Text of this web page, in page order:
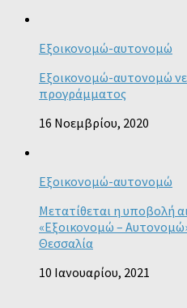
Εξοικονομώ-αυτονομώ
Εξοικονομώ-αυτονομώ
προγράμματος
16 Νοεμβρίου, 2020
Εξοικονομώ-αυτονομώ
Μετατίθεται η υποβολή
«Εξοικονομώ –
Θεσσαλία
10 Ιανουαρίου, 2021